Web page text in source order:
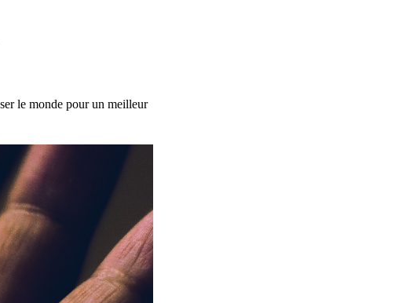
le monde pour un meilleur